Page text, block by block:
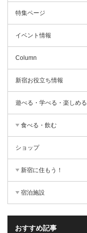
特集ページ
イベント情報
Column
新宿お役立ち情報
遊べる・学べる・楽しめる
食べる・飲む
ショップ
新宿に住もう！
宿泊施設
おすすめ記事